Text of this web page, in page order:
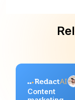
Content